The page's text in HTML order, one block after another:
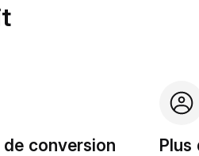
conversion
Plus